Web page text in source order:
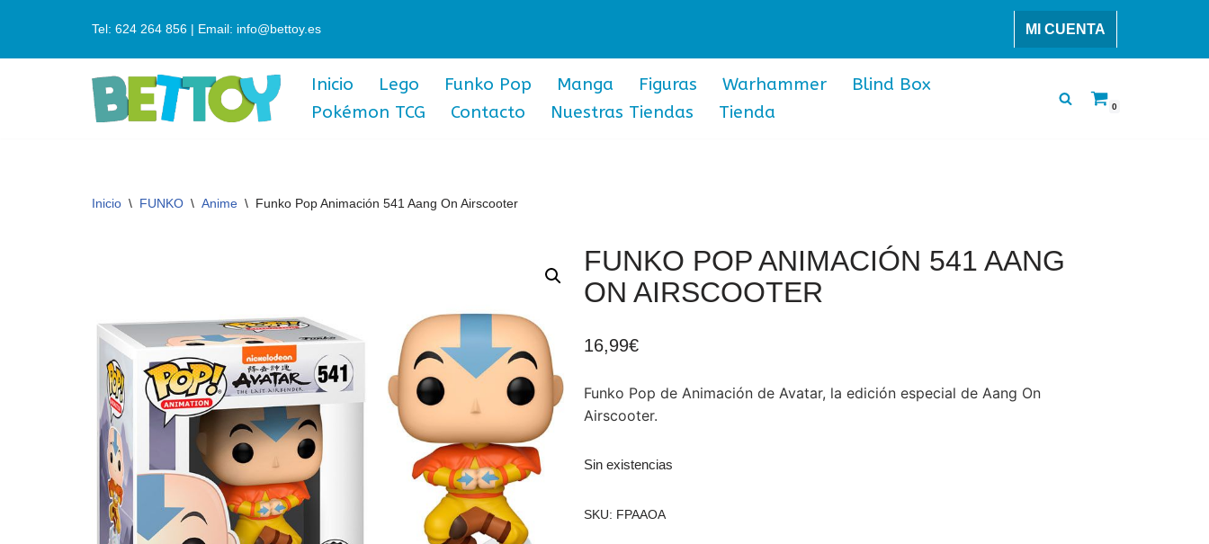
Tel: 624 264 856 | Email: info@bettoy.es MI CUENTA
Inicio Lego Funko Pop Manga Figuras Warhammer
Blind Box
Pokémon TCG
Contacto Nuestras Tiendas Tienda 0
Inicio \ FUNKO \ Anime \ Funko Pop Animación 541 Aang On Airscooter
FUNKO POP ANIMACIÓN 541 AANG
ON AIRSCOOTER
16,99€
Funko Pop de Animación de Avatar, la edición especial de Aang On
Airscooter.
Sin existencias
SKU: FPAAOA